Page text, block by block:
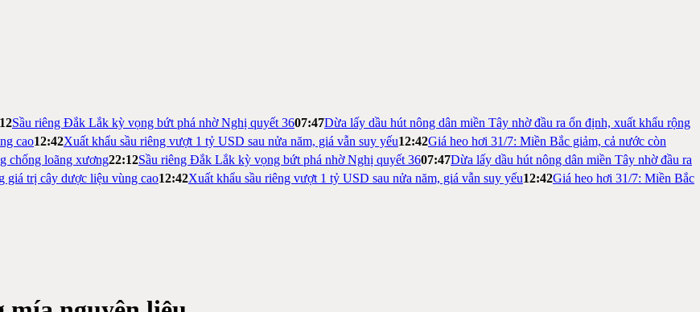
Sầu riêng Đắk Lắk kỳ vọng bứt phá nhờ Nghị quyết 3607:47Dừa lấy dầu hút nông dân miền Tây nhờ đầu ra ổn định, xuất khẩu rộng
cao12:42Xuất khẩu sầu riêng vượt 1 tỷ USD sau nửa năm, giá vẫn suy yếu12:42Giá heo hơi 31/7: Miền Bắc giảm, cả nước còn
chống loãng xương22:12Sầu riêng Đắk Lắk kỳ vọng bứt phá nhờ Nghị quyết 3607:47Dừa lấy dầu hút nông dân miền Tây nhờ đầu ra
giá trị cây dược liệu vùng cao12:42Xuất khẩu sầu riêng vượt 1 tỷ USD sau nửa năm, giá vẫn suy yếu12:42Giá heo hơi 31/7: Miền Bắc